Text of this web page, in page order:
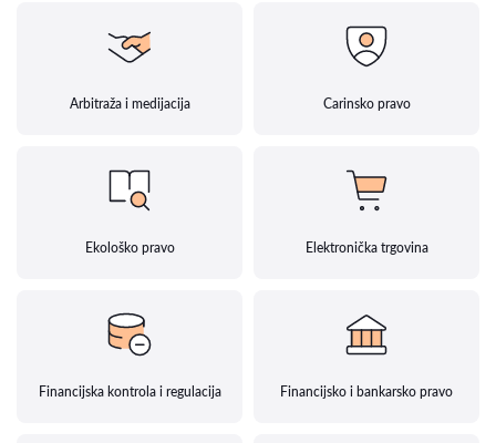
Arbitraža i medijacija Carinsko pravo
Ekološko pravo Elektronička trgovina
Financijska kontrola i regulacija Financijsko i bankarsko pravo